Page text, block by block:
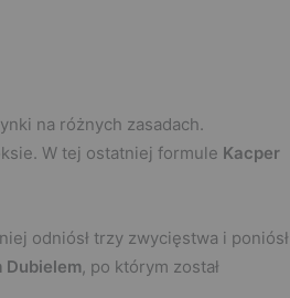
na różnych zasadach.
W tej ostatniej formule Kacper
odniósł trzy zwycięstwa i poniósł
Dubielem, po którym został